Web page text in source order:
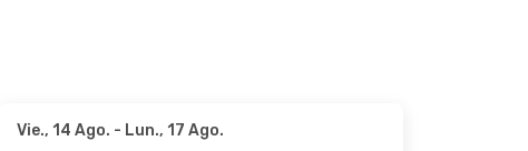
Vie., 14 Ago. - Lun., 17 Ago.